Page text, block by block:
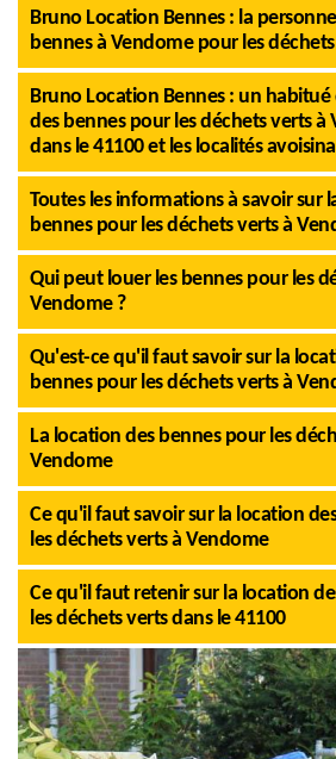
Bruno Location Bennes : la
bennes à Vendome pour les
Bruno Location Bennes : un habitué
des bennes pour les déchets verts à
dans le 41100 et les localités
Toutes les informations à savoir sur
bennes pour les déchets verts à
Qui peut louer les bennes pour les
Vendome ?
Qu'est-ce qu'il faut savoir sur la
bennes pour les déchets verts à
La location des bennes pour les
Vendome
Ce qu'il faut savoir sur la location
les déchets verts à Vendome
Ce qu'il faut retenir sur la location
les déchets verts dans le 41100